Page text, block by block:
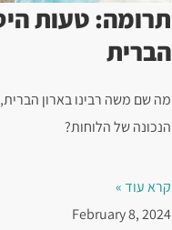
תרומה: טעות
הברית
מה שם משה רבינו בארון
הנכונה של הלוחות?
קרא עוד »
February 8, 2024